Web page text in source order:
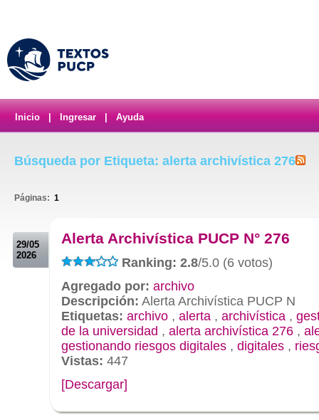
Inicio Ingresar Ayuda
Búsqueda por Etiqueta: alerta archivística 276
Páginas: 1
29/05
2026
Alerta Archivística PUCP N° 276
Ranking: 2.8/5.0 (6 votos)
Agregado por: archivo
Descripción: Alerta Archivística PUCP N
Etiquetas: archivo , alerta , archivística ,
de la universidad , alerta archivística 276 ,
gestionando riesgos digitales , digitales ,
Vistas: 447
[Descargar]